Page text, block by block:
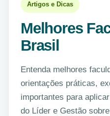
Artigos e Dicas
Melhores
Brasil
Entenda melhores
orientações práticas,
importantes para
do Líder e Gestão